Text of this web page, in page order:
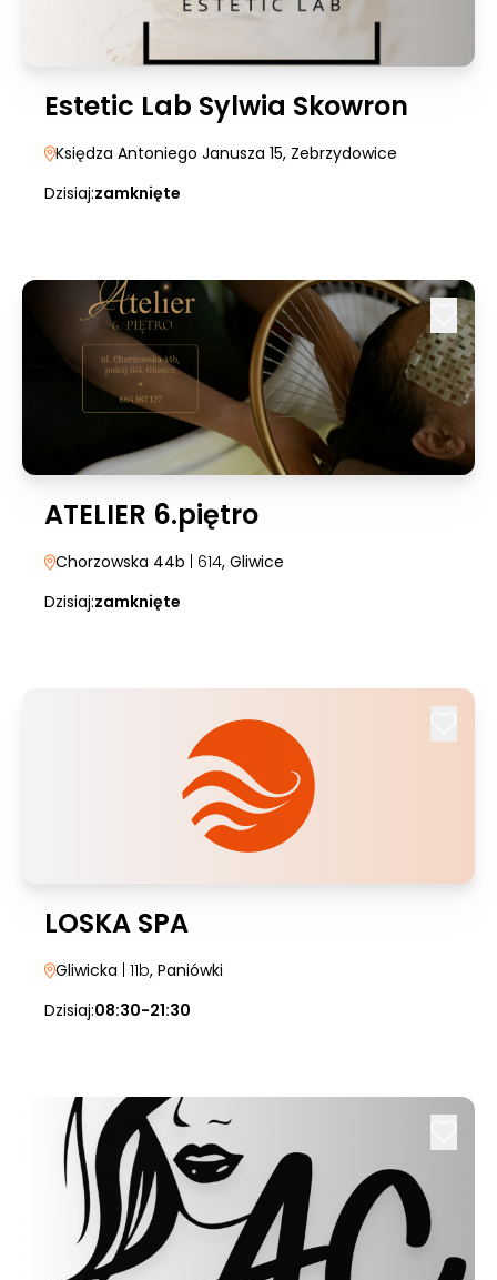
Estetic Lab Sylwia Skowron
Księdza Antoniego Janusza 15, Zebrzydowice
Dzisiaj:zamknięte
ATELIER 6.piętro
Chorzowska 44b | 614, Gliwice
Dzisiaj:zamknięte
LOSKA SPA
Gliwicka | 11b, Paniówki
Dzisiaj:08:30-21:30